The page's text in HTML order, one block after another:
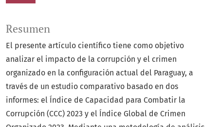
Resumen
El presente artículo científico tiene como objetivo
analizar el impacto de la corrupción y el crimen
organizado en la configuración actual del Paraguay, a
través de un estudio comparativo basado en dos
informes: el Índice de Capacidad para Combatir la
Corrupción (CCC) 2023 y el Índice Global de Crimen